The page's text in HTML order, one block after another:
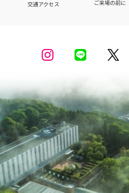
交通アクセス ご来場の前に